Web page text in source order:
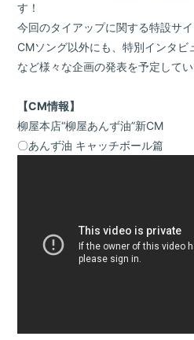
Disc
す！
今回のタイアップに関する特設サ
CMソング以外にも、特別インタ
など様々な企画の発表を予定して
【CM情報】
柳屋本店“柳屋あんず油”新CM
〇あんず油 キャッチボール篇